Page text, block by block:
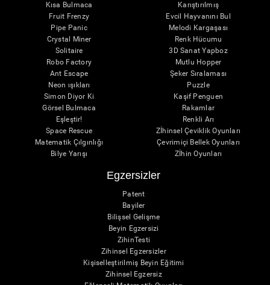
Kısa Bulmaca
Fruit Frenzy
Pipe Panic
Crystal Miner
Solitaire
Robo Factory
Ant Escape
Neon ışıkları
Simon Diyor Ki
Görsel Bulmaca
Eşleştir!
Space Rescue
Matematik Çılgınlığı
Bilye Yarışı
Karıştırılmış
Evcil Hayvanını Bul
Melodi Kargaşası
Renk Hücumu
3D Sanat Yapboz
Mutlu Hopper
Şeker Sıralaması
Puzzle
Kaşif Penguen
Rakamlar
Renkli Arı
Zİhinsel Çeviklik Oyunları
Çevrimiçi Bellek Oyunları
Zİhin Oyunları
Egzersizler
Patent
Bayiler
Bilişsel Gelişme
Beyin Egzersizi
ZihinTesti
Zihinsel Egzersizler
Kişiselleştirilmiş Beyin Eğitimi
Zihinsel Egzersiz